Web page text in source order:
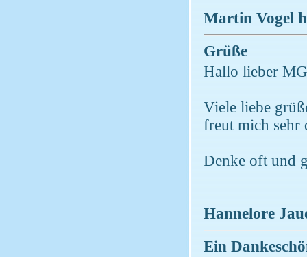
Martin Vogel
Grüße
Hallo lieber
Viele liebe
freut mich sehr
Denke oft und
Hannelore
Ein